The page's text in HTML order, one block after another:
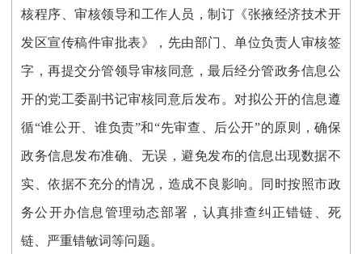
核程序、审核领导和工作人员，制订《张掖经济技术开
发区宣传稿件审批表》，先由部门、单位负责人审核签
字，再提交分管领导审核同意，最后经分管政务信息公
开的党工委副书记审核同意后发布。 对拟公开的信息遵
循“谁公开、谁负责”和“先审查、后公开”的原则，确保
政务信息发布准确、无误，避免发布的信息出现数据不
实、依据不充分的情况，造成不良影响。同时按照市政
务公开办信息管理动态部署，认真排查纠正错链、死
链、严重错敏词等问题。